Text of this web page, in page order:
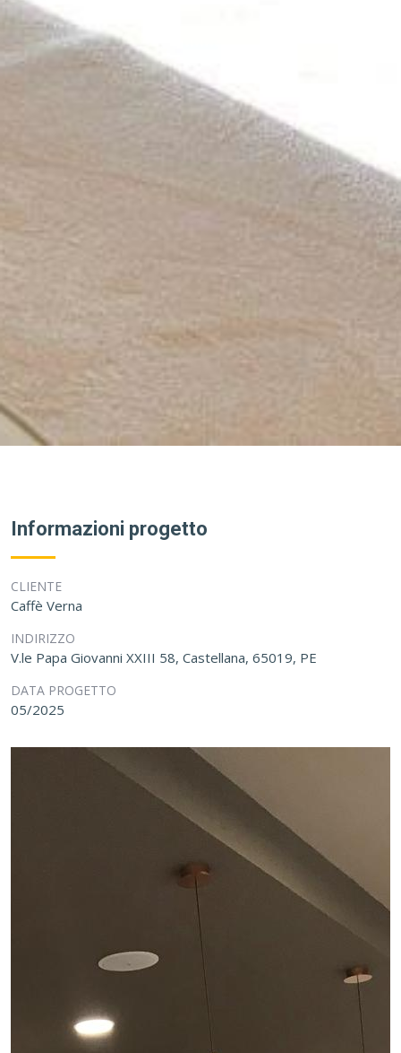
Informazioni progetto
CLIENTE
Caffè Verna
INDIRIZZO
V.le Papa Giovanni XXIII 58, Castellana, 65019, PE
DATA PROGETTO
05/2025